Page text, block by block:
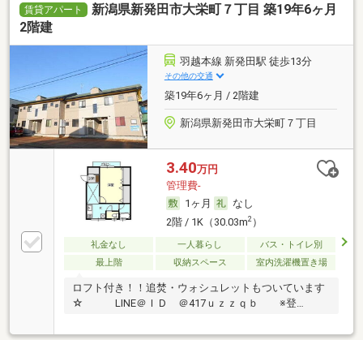
賃貸アパート
新潟県新発田市大栄町７丁目 築19年6ヶ月
2階建
羽越本線 新発田駅 徒歩13分
その他の交通
築19年6ヶ月 / 2階建
新潟県新発田市大栄町７丁目
3.40万円
管理費-
1ヶ月
なし
2階 / 1K（30.03m2）
礼金なし 一人暮らし
バス・トイレ別
最上階
収納スペース 室内洗濯機置き場
ロフト付き！！追焚・ウォシュレットもついています
☆ LINE＠ＩＤ ＠417ｕｚｚｑｂ ※登…